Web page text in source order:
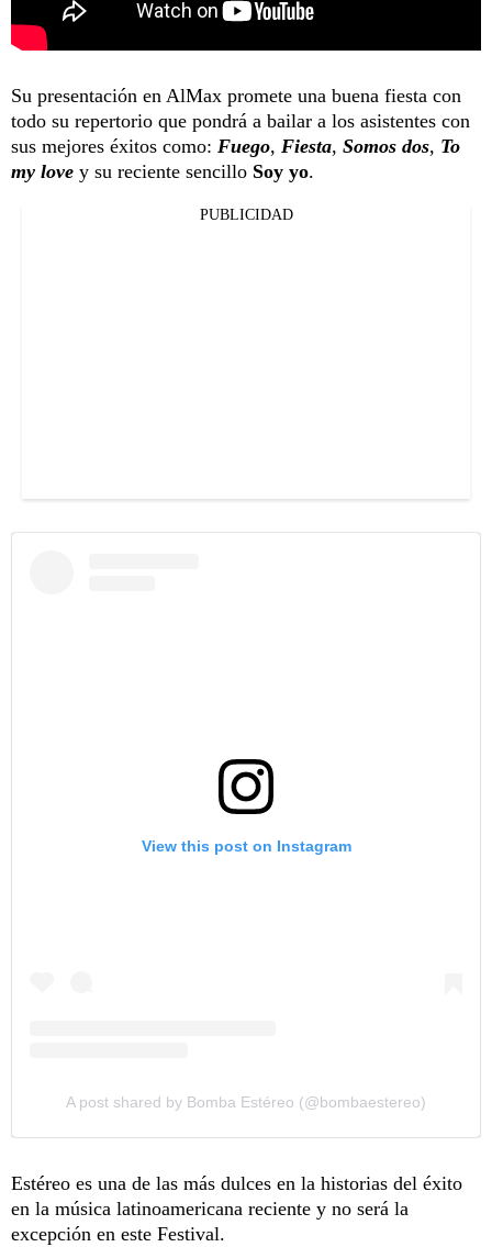
Su presentación en AlMax promete una buena fiesta con
todo su repertorio que pondrá a bailar a los asistentes con
sus mejores éxitos como: Fuego, Fiesta, Somos dos, To
my love y su reciente sencillo Soy yo.
PUBLICIDAD
View this post on Instagram
A post shared by Bomba Estéreo (@bombaestereo)
Estéreo es una de las más dulces en la historias del éxito
en la música latinoamericana reciente y no será la
excepción en este Festival.